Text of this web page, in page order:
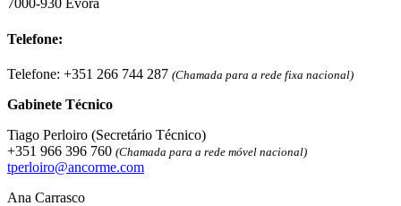
7000-930 Évora
Telefone:
Telefone: +351 266 744 287 (Chamada para a rede fixa nacional)
Gabinete Técnico
Tiago Perloiro (Secretário Técnico)
+351 966 396 760 (Chamada para a rede móvel nacional)
tperloiro@ancorme.com
Ana Carrasco